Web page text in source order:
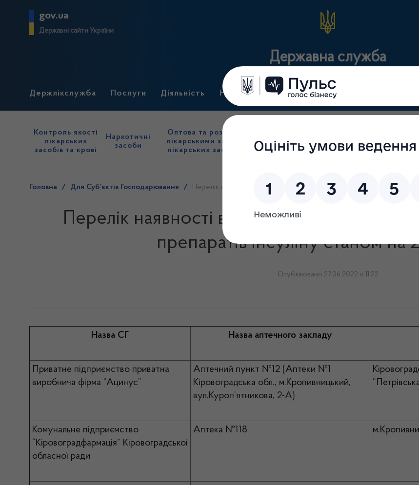
gov.ua
Державні сайти України
Державна служба
Держлікслужба Послуги Діяльність Нормативні документи Для громадськості
Контроль якості
лікарських
засобів та крові
Наркотичні
засоби
Оптова та роздрібна торгівля
лікарськими засобами, імпорт
лікарських засобів (крім АФІ)
нагляд
(контроль)
засобів,
Головна / Для Суб’єктів Господарювання / Перелік наявності в аптечних закладах Кіровоградської області
Перелік наявності в аптечних закладах
препаратів інсуліну станом на
Опубліковано 27.06.2022 о 11:22
Назва СГ Назва аптечного закладу
Приватне підприємство приватна
виробнича фірма “Ацинус”
Аптечний пункт №12 (Аптеки №1
Кіровоградська обл., м.Кропивницький,
вул.Куроп’ятникова, 2-А)
Комунальне підприємство
“Кіровоградфармація” Кіровоградської
обласної ради
Аптека №118